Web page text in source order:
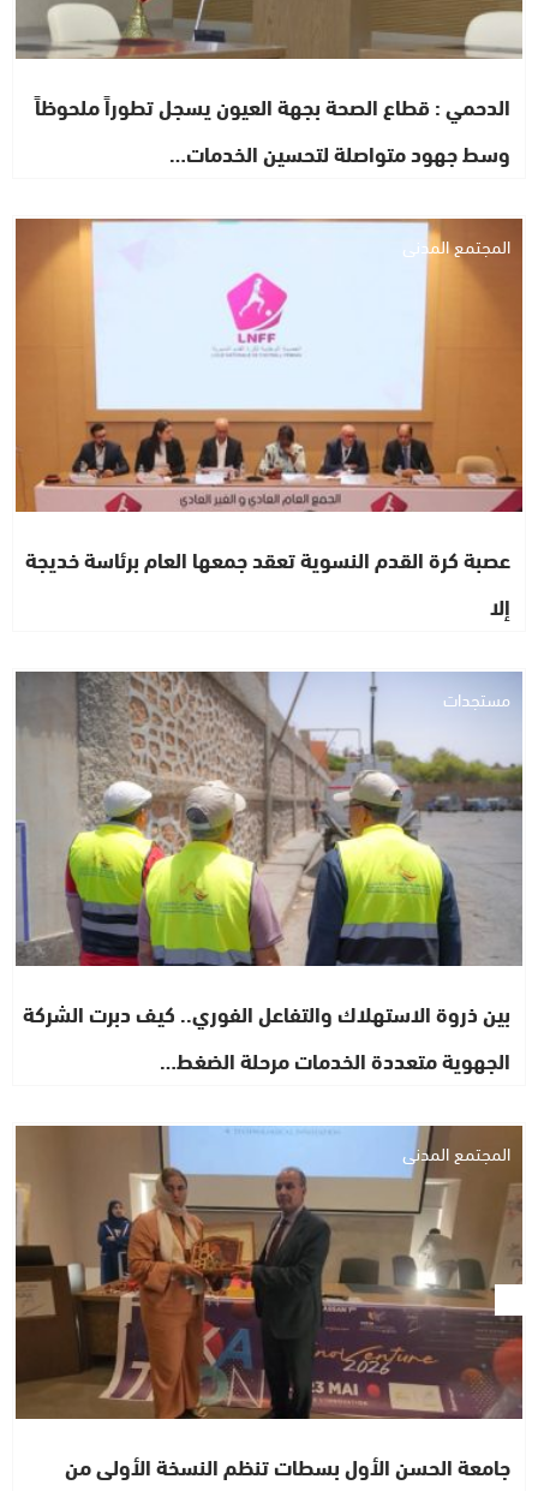
الدحمي : قطاع الصحة بجهة العيون يسجل تطوراً ملحوظاً
وسط جهود متواصلة لتحسين الخدمات…
المجتمع المدني
عصبة كرة القدم النسوية تعقد جمعها العام برئاسة خديجة
إلا
مستجدات
بين ذروة الاستهلاك والتفاعل الفوري.. كيف دبرت الشركة
الجهوية متعددة الخدمات مرحلة الضغط…
المجتمع المدني
جامعة الحسن الأول بسطات تنظم النسخة الأولى من